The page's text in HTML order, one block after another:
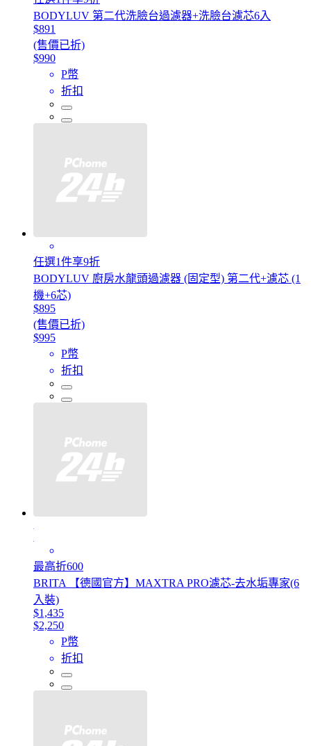
BODYLUV 第二代洗臉台過濾器+洗臉台濾芯6入
$891
(售價已折)
$990
P幣
折扣
任選1件享9折
BODYLUV 廚房水龍頭過濾器 (固定型) 第二代+濾芯 (1
機+6芯)
$895
(售價已折)
$995
P幣
折扣
最高折600
BRITA 【德國官方】MAXTRA PRO濾芯-去水垢專家(6
入裝)
$1,435
$2,250
P幣
折扣